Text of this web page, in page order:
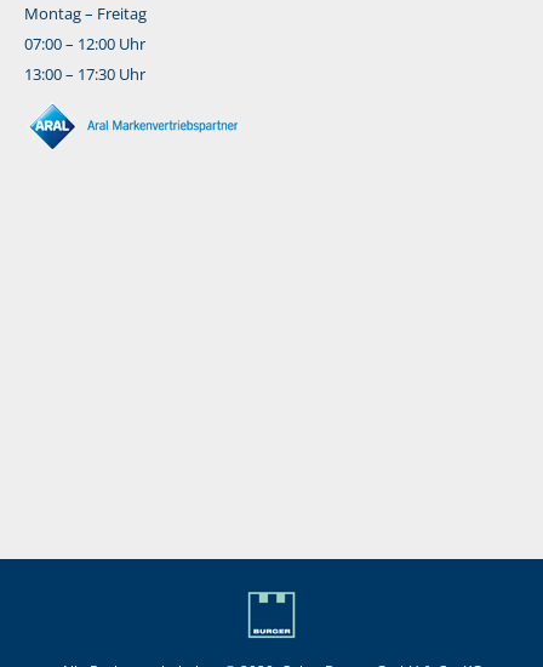
Montag – Freitag
07:00 – 12:00 Uhr
13:00 – 17:30 Uhr